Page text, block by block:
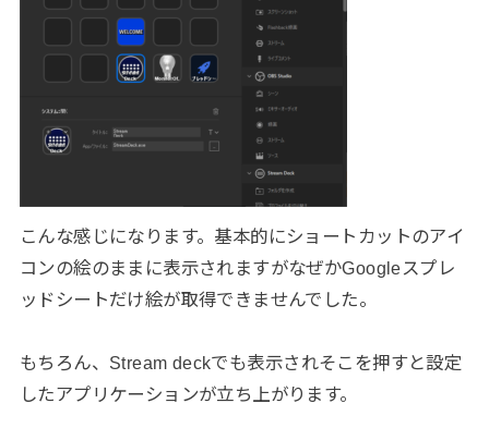
こんな感じになります。基本的にショートカットのアイ
コンの絵のままに表示されますがなぜかGoogleスプレ
ッドシートだけ絵が取得できませんでした。
もちろん、Stream deckでも表示されそこを押すと設定
したアプリケーションが立ち上がります。